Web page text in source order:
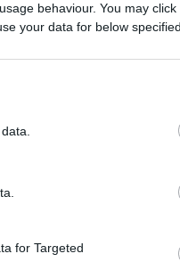
behaviour. You may
your data for below
for Targeted
Hírek oldalán!